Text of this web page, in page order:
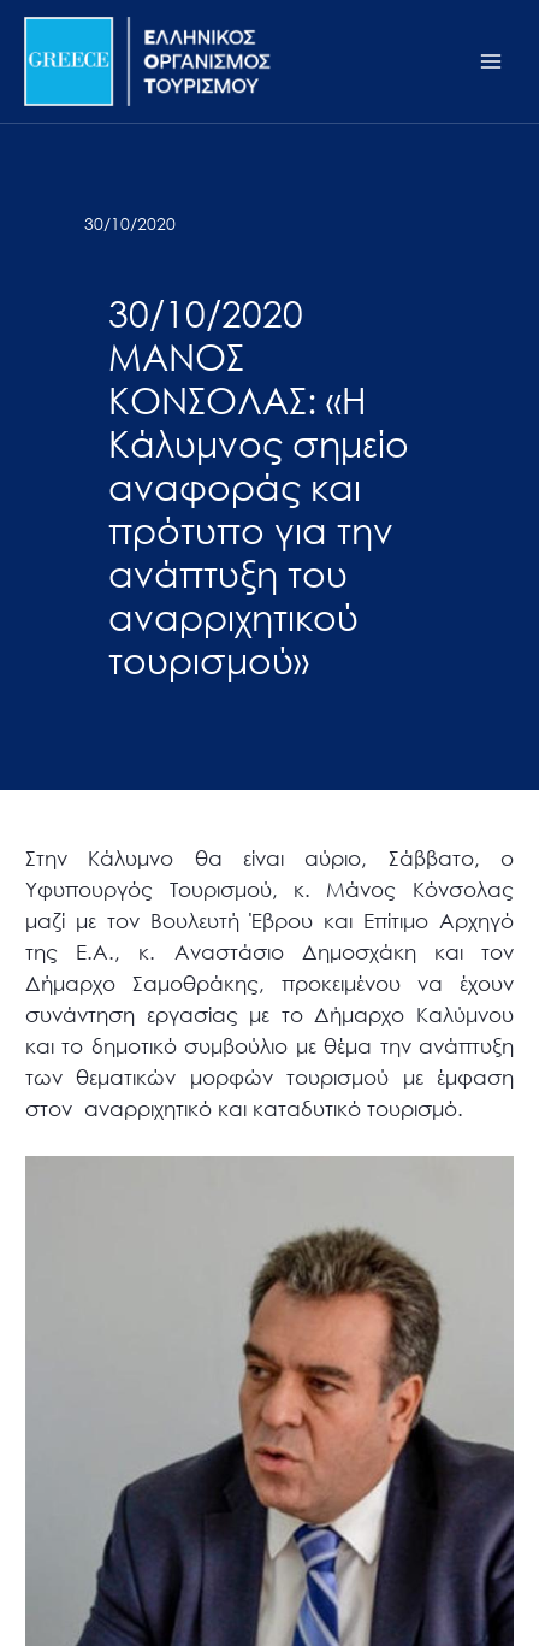
Σημείωση:
ιστότοπος
προσβασιμότητας.
Μετάβαση
περιεχόμενο
30/10/2020
30/10/2020
ΜΑΝΟΣ
ΚΟΝΣΟΛΑΣ: «Η
Κάλυμνος σημείο
αναφοράς και
πρότυπο για την
ανάπτυξη του
αναρριχητικού
τουρισμού»
Στην Κάλυμνο θα είναι αύριο, Σάββατο, ο
Υφυπουργός Τουρισμού, κ. Μάνος Κόνσολας
μαζί με τον Βουλευτή Έβρου και Επίτιμο Αρχηγό
της Ε.Α., κ. Αναστάσιο Δημοσχάκη και τον
Δήμαρχο Σαμοθράκης, προκειμένου να έχουν
συνάντηση εργασίας με το Δήμαρχο Καλύμνου
και το δημοτικό συμβούλιο με θέμα την ανάπτυξη
των θεματικών μορφών τουρισμού με έμφαση
στον αναρριχητικό και καταδυτικό τουρισμό.